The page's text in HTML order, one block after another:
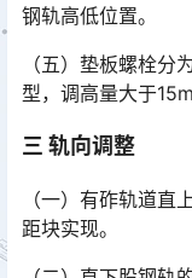
钢轨高低位置。
（五）垫板螺栓分
型，调高量大于
三 轨向调整
（一）有砟轨道直
距块实现。